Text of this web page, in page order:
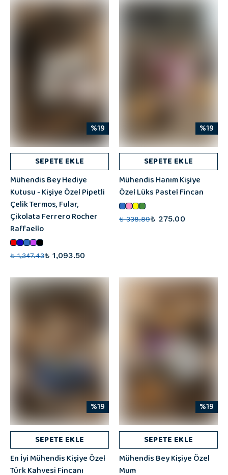
%19
SEPETE EKLE
Mühendis Bey Hediye
Kutusu - Kişiye Özel Pipetli
Çelik Termos, Fular,
Çikolata Ferrero Rocher
Raffaello
₺ 1,347.43₺ 1,093.50
%19
SEPETE EKLE
Mühendis Hanım Kişiye
Özel Lüks Pastel Fincan
₺ 338.89₺ 275.00
%19
SEPETE EKLE
En İyi Mühendis Kişiye Özel
Türk Kahvesi Fincanı
%19
SEPETE EKLE
Mühendis Bey Kişiye Özel
Mum